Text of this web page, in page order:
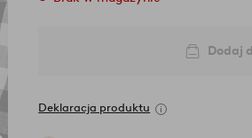
Dodaj
Deklaracja produktu